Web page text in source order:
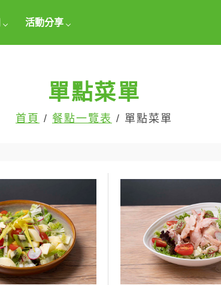
活動分享
單點菜單
首頁 / 餐點一覽表 / 單點菜單